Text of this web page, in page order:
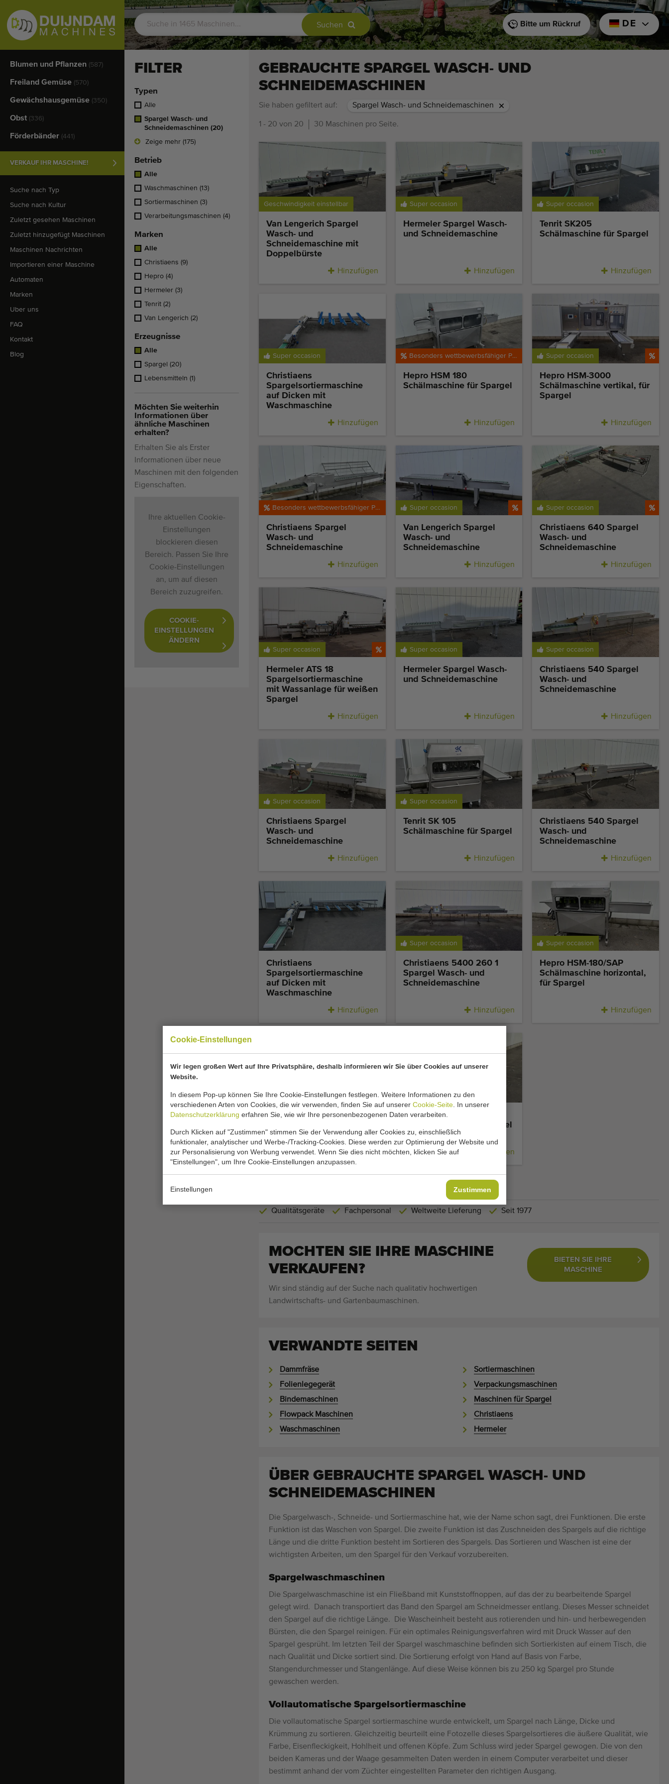
Cookie-Einstellungen
Wir legen großen Wert auf Ihre Privatsphäre, deshalb informieren wir Sie über Cookies auf unserer
Website.
In diesem Pop-up können Sie Ihre Cookie-Einstellungen festlegen. Weitere Informationen zu den
verschiedenen Arten von Cookies, die wir verwenden, finden Sie auf unserer Cookie-Seite . In unserer
Datenschutzerklärung erfahren Sie, wie wir Ihre personenbezogenen Daten verarbeiten.
Durch Klicken auf "Zustimmen" stimmen Sie der Verwendung aller Cookies zu, einschließlich
funktionaler, analytischer und Werbe-/Tracking-Cookies. Diese werden zur Optimierung der Website und
zur Personalisierung von Werbung verwendet. Wenn Sie dies nicht möchten, klicken Sie auf
"Einstellungen", um Ihre Cookie-Einstellungen anzupassen.
Einstellungen Zustimmen
Blumen und Pflanzen (587)
Freiland Gemüse (570)
Gewächshausgemüse (350)
Obst (336)
Förderbänder (441)
VERKAUF IHR MASCHINE!
Suche nach Typ
Suche nach Kultur
Zuletzt gesehen Maschinen
Zuletzt hinzugefügt Maschinen
Maschinen Nachrichten
Importieren einer Maschine
Automaten
Marken
Uber uns
FAQ
Kontakt
Blog
Suchen DE
Bitte um Rückruf
FILTER
Typen
Alle
Spargel Wasch- und
Schneidemaschinen (20)
Zeige mehr (175)
Betrieb
Alle
Waschmaschinen (13)
Sortiermaschinen (3)
Verarbeitungsmaschinen (4)
Marken
Alle
Christiaens (9)
Hepro (4)
Hermeler (3)
Tenrit (2)
Van Lengerich (2)
Erzeugnisse
Alle
Spargel (20)
Lebensmitteln (1)
Möchten Sie weiterhin
Informationen über
ähnliche Maschinen
erhalten?
Erhalten Sie als Erster
Informationen über neue
Maschinen mit den folgenden
Eigenschaften.
Ihre aktuellen Cookie-
Einstellungen
blockieren diesen
Bereich. Passen Sie Ihre
Cookie-Einstellungen
an, um auf diesen
Bereich zuzugreifen.
COOKIE-
EINSTELLUNGEN
ÄNDERN
GEBRAUCHTE SPARGEL WASCH- UND
SCHNEIDEMASCHINEN
Sie haben gefiltert auf: Spargel Wasch- und Schneidemaschinen
1 - 20 von 20 30 Maschinen pro Seite.
Geschwindigkeit einstellbar
Van Lengerich Spargel
Wasch- und
Schneidemaschine mit
Doppelbürste
Hinzufügen
Super occasion
Hermeler Spargel Wasch-
und Schneidemaschine
Hinzufügen
Super occasion
Tenrit SK205
Schälmaschine für Spargel
Hinzufügen
Super occasion
Christiaens
Spargelsortiermaschine
auf Dicken mit
Waschmaschine
Hinzufügen
Besonders wettbewerbsfähiger Preis
Hepro HSM 180
Schälmaschine für Spargel
Hinzufügen
Super occasion
Hepro HSM-3000
Schälmaschine vertikal, für
Spargel
Hinzufügen
Besonders wettbewerbsfähiger Preis
Christiaens Spargel
Wasch- und
Schneidemaschine
Hinzufügen
Super occasion
Van Lengerich Spargel
Wasch- und
Schneidemaschine
Hinzufügen
Super occasion
Christiaens 640 Spargel
Wasch- und
Schneidemaschine
Hinzufügen
Super occasion
Hermeler ATS 18
Spargelsortiermaschine
mit Wassanlage für weißen
Spargel
Hinzufügen
Super occasion
Hermeler Spargel Wasch-
und Schneidemaschine
Hinzufügen
Super occasion
Christiaens 540 Spargel
Wasch- und
Schneidemaschine
Hinzufügen
Super occasion
Christiaens Spargel
Wasch- und
Schneidemaschine
Hinzufügen
Super occasion
Tenrit SK 105
Schälmaschine für Spargel
Hinzufügen
Christiaens 540 Spargel
Wasch- und
Schneidemaschine
Hinzufügen
Christiaens
Spargelsortiermaschine
auf Dicken mit
Waschmaschine
Hinzufügen
Super occasion
Christiaens 5400 260 1
Spargel Wasch- und
Schneidemaschine
Hinzufügen
Super occasion
Hepro HSM-180/SAP
Schälmaschine horizontal,
für Spargel
Hinzufügen
Super occasion
Christiaens Spargel
Schneidemaschine
Hinzufügen
Hepro HSM 180
Schälmaschine für Spargel
Hinzufügen
Qualitätsgeräte Fachpersonal Weltweite Lieferung Seit 1977
MOCHTEN SIE IHRE MASCHINE
VERKAUFEN?
Wir sind ständig auf der Suche nach qualitativ hochwertigen
Landwirtschafts- und Gartenbaumaschinen.
BIETEN SIE IHRE
MASCHINE
VERWANDTE SEITEN
Dammfräse
Folienlegegerät
Bindemaschinen
Flowpack Maschinen
Waschmaschinen
Sortiermaschinen
Verpackungsmaschinen
Maschinen für Spargel
Christiaens
Hermeler
ÜBER GEBRAUCHTE SPARGEL WASCH- UND
SCHNEIDEMASCHINEN
Die Spargelwasch-, Schneide- und Sortiermaschine hat, wie der Name schon sagt, drei Funktionen. Die erste
Funktion ist das Waschen von Spargel. Die zweite Funktion ist das Zuschneiden des Spargels auf die richtige
Länge und die dritte Funktion besteht im Sortieren des Spargels. Das Sortieren und Waschen ist eine der
wichtigsten Arbeiten, um den Spargel für den Verkauf vorzubereiten.
Spargelwaschmaschinen
Die Spargelwaschmaschine ist ein Fließband mit Kunststoffnoppen, auf das der zu bearbeitende Spargel
gelegt wird. Danach transportiert das Band den Spargel am Schneidmesser entlang. Dieses Messer schneidet
den Spargel auf die richtige Länge. Die Wascheinheit besteht aus rotierenden und hin- und herbewegenden
Bürsten, die den Spargel reinigen. Für ein optimales Reinigungsverfahren wird mit Druck Wasser auf den
Spargel gesprüht. Im letzten Teil der Spargel waschmaschine befinden sich Sortierkisten auf einem Tisch, die
nach Qualität und Dicke sortiert sind. Die Sortierung erfolgt von Hand auf Basis von Farbe,
Stangendurchmesser und Stangenlänge. Auf diese Weise können bis zu 250 kg Spargel pro Stunde
gewaschen werden.
Vollautomatische Spargelsortiermaschine
Die vollautomatische Spargel sortiermaschine wurde entwickelt, um Spargel nach Länge, Dicke und
Krümmung zu sortieren. Gleichzeitig beurteilt eine Fotozelle dieses Spargelsortieres die äußere Qualität, wie
Farbe, Eisenfleckigkeit, Hohlheit und offenen Köpfe. Zum Schluss wird jeder Spargel gewogen. Die von den
beiden Kameras und der Waage gesammelten Daten werden in einem Computer verarbeitet und dieser
bestimmt anhand der vom Züchter eingestellten Parameter den richtigen Ausgang.